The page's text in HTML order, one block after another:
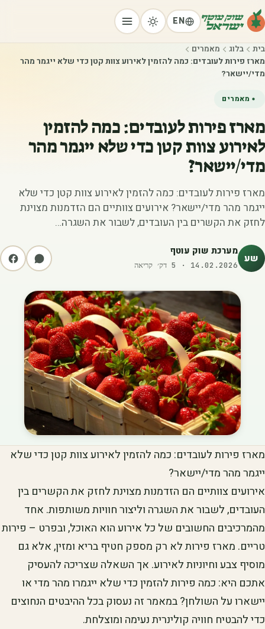
EN
בית בלוג
מאמרים
מארז פירות לעובדים: כמה להזמין לאירוע צוות קטן כדי שלא ייגמר מהר
מדי/יישאר?
מאמרים
מארז פירות לעובדים: כמה להזמין
לאירוע צוות קטן כדי שלא ייגמר מהר
מדי/יישאר?
מארז פירות לעובדים: כמה להזמין לאירוע צוות קטן כדי שלא
ייגמר מהר מדי/יישאר? אירועים צוותיים הם הזדמנות מצוינת
לחזק את הקשרים בין העובדים, לשבור את השגרה…
שע מערכת שוק עוטף
14.02.2026
·
5 דק׳ קריאה
מארז פירות לעובדים: כמה להזמין לאירוע צוות קטן כדי שלא
ייגמר מהר מדי/יישאר?
אירועים צוותיים הם הזדמנות מצוינת לחזק את הקשרים בין
העובדים, לשבור את השגרה וליצור חוויות משותפות. אחד
מהמרכיבים החשובים של כל אירוע הוא האוכל, ובפרט – פירות
טריים. מארז פירות לא רק מספק חטיף בריא ומזין, אלא גם
מוסיף צבע וחיוניות לאירוע. אך השאלה שצריכה להעסיק
אתכם היא: כמה פירות להזמין כדי שלא ייגמרו מהר מדי או
יישארו על השולחן? במאמר זה נעסוק בכל ההיבטים הנחוצים
כדי להבטיח חוויה קולינרית נעימה ומוצלחת.